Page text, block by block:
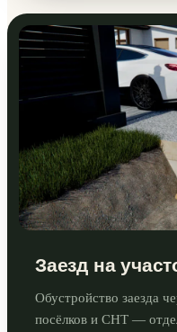
Заезд на
Обустройство заезда
посёлков и СНТ —